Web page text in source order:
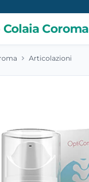
Coroma
Articolazioni